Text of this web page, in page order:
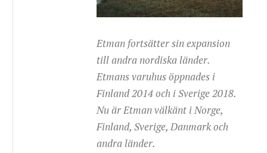
Etman fortsätter sin expansion
till andra nordiska länder.
Etmans varuhus öppnades i
Finland 2014 och i Sverige 2018.
Nu är Etman välkänt i Norge,
Finland, Sverige, Danmark och
andra länder.